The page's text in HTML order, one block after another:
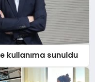
kullanıma sunuldu